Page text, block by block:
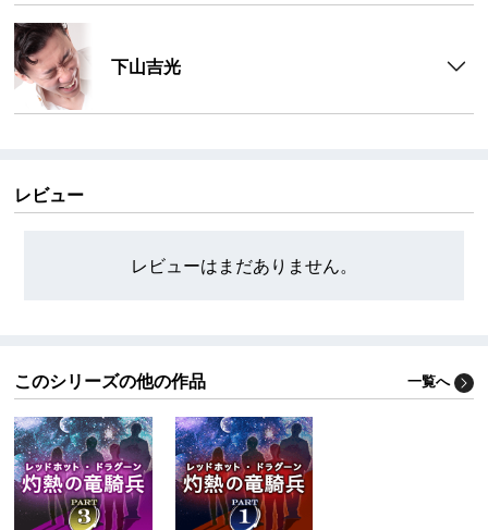
下山吉光
レビュー
レビューはまだありません。
このシリーズの他の作品 一覧へ